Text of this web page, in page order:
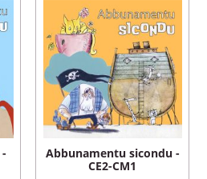
Abbunamentu sicondu -
CE2-CM1